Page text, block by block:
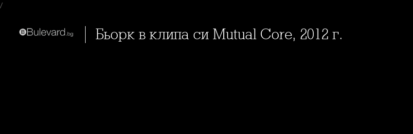
/
Бьорк в клипа си Mutual Core, 2012 г.